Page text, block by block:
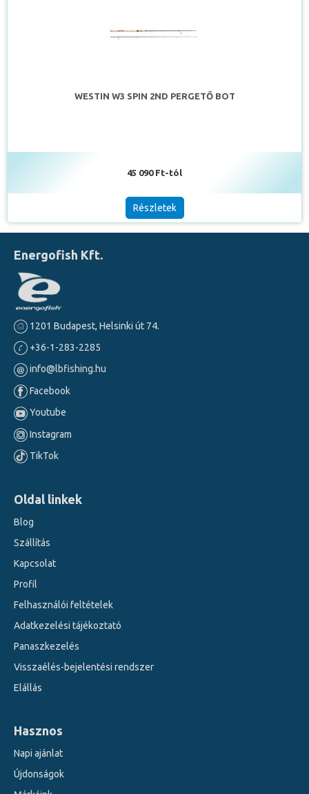
WESTIN W3 SPIN 2ND PERGETŐ BOT
45 090 Ft-tól
Részletek
Energofish Kft.
1201 Budapest, Helsinki út 74.
+36-1-283-2285
info@lbfishing.hu
Facebook
Youtube
Instagram
TikTok
Oldal linkek
Blog
Szállítás
Kapcsolat
Profil
Felhasználói feltételek
Adatkezelési tájékoztató
Panaszkezelés
Visszaélés-bejelentési rendszer
Elállás
Hasznos
Napi ajánlat
Újdonságok